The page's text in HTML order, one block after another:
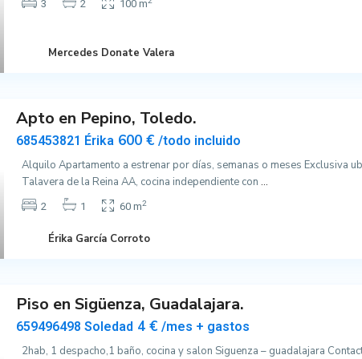
3 2 100 m
Mercedes Donate Valera
Apto en Pepino, Toledo.
685453821 Érika 600 € /todo incluido
Alquilo Apartamento a estrenar por días, semanas o meses Exclusiva
Talavera de la Reina AA, cocina independiente con ...
2 1 60 m2
Érika García Corroto
Piso en Sigüenza, Guadalajara.
659496498 Soledad 4 € /mes + gastos
2hab, 1 despacho,1 baño, cocina y salon Siguenza – guadalajara